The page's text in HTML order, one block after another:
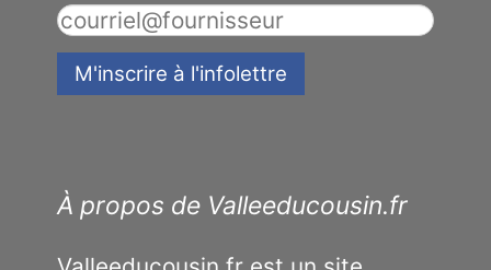
À propos de Valleeducousin.fr